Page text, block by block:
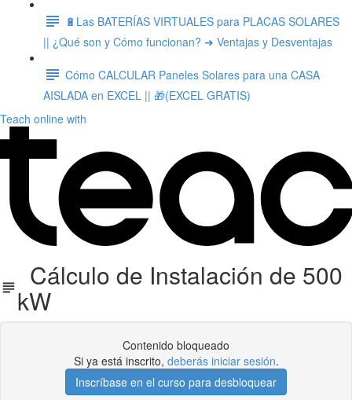
🔋Las BATERÍAS VIRTUALES para PLACAS SOLARES
|| ¿Qué son y Cómo funcionan? ➜ Ventajas y Desventajas
Cómo CALCULAR Paneles Solares para una CASA
AISLADA en EXCEL || 🎁(EXCEL GRATIS)
Teach online with
Cálculo de Instalación de 500
kW
Contenido bloqueado
Si ya está inscrito, deberás iniciar sesión.
Inscríbase en el curso para desbloquear